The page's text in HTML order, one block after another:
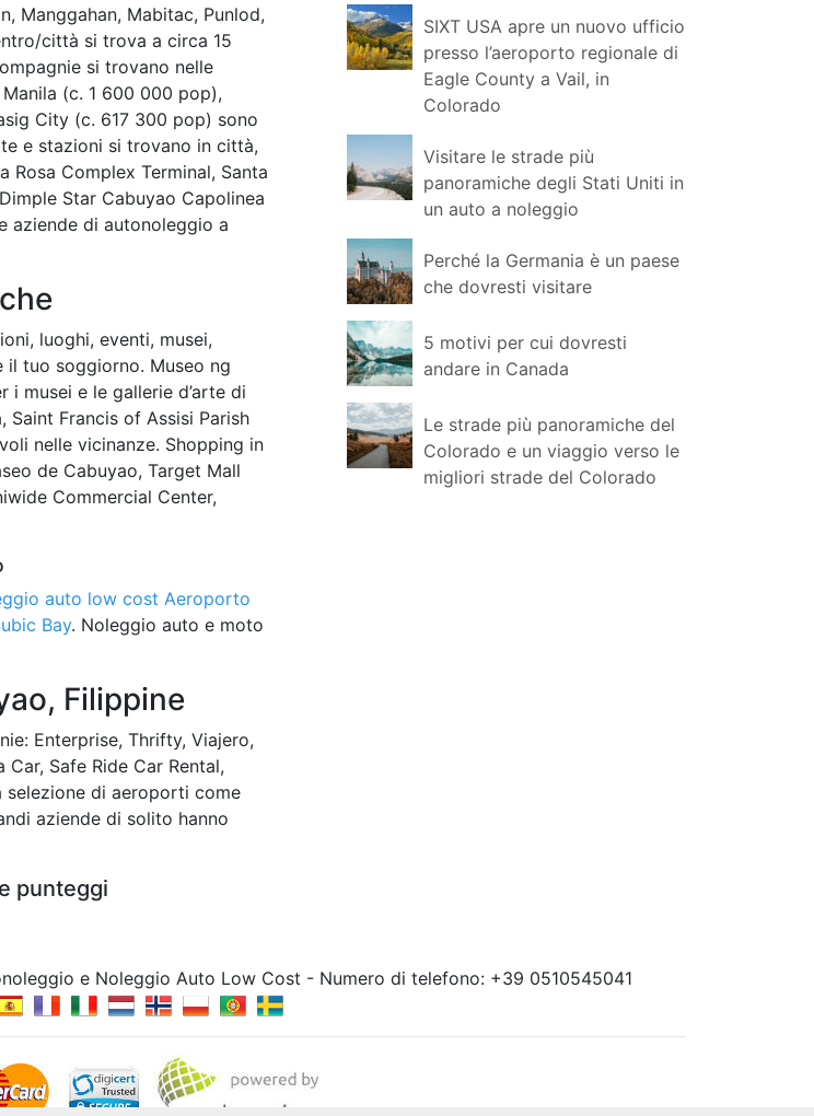
Manggahan, Mabitac, Punlod,
città si trova a circa 15
si trovano nelle
(c. 1 600 000 pop),
City (c. 617 300 pop) sono
e stazioni si trovano in città,
Rosa Complex Terminal, Santa
Star Cabuyao Capolinea
aziende di autonoleggio a
luoghi, eventi, musei,
tuo soggiorno. Museo ng
musei e le gallerie d’arte di
Saint Francis of Assisi Parish
nelle vicinanze. Shopping in
de Cabuyao, Target Mall
Commercial Center,
auto low cost Aeroporto
Bay. Noleggio auto e moto
Filippine
Enterprise, Thrifty, Viajero,
Safe Ride Car Rental,
selezione di aeroporti come
aziende di solito hanno
punteggi
SIXT USA apre un nuovo ufficio
presso l’aeroporto regionale di
Eagle County a Vail, in
Colorado
Visitare le strade più
panoramiche degli Stati Uniti in
un auto a noleggio
Perché la Germania è un paese
che dovresti visitare
5 motivi per cui dovresti
andare in Canada
Le strade più panoramiche del
Colorado e un viaggio verso le
migliori strade del Colorado
e Noleggio Auto Low Cost - Numero di telefono: +39 0510545041